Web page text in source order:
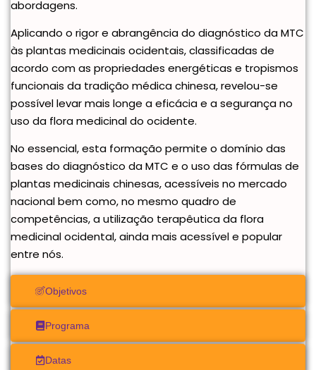
Objetivos
Programa
Datas
abordagens.
Aplicando o rigor e abrangência do diagnóstico da MTC
às plantas medicinais ocidentais, classificadas de
acordo com as propriedades energéticas e tropismos
funcionais da tradição médica chinesa, revelou-se
possível levar mais longe a eficácia e a segurança no
uso da flora medicinal do ocidente.
No essencial, esta formação permite o domínio das
bases do diagnóstico da MTC e o uso das fórmulas de
plantas medicinais chinesas, acessíveis no mercado
nacional bem como, no mesmo quadro de
competências, a utilização terapêutica da flora
medicinal ocidental, ainda mais acessível e popular
entre nós.